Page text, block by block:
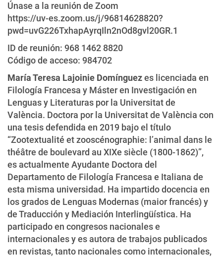
Únase a la reunión de Zoom
https://uv-es.zoom.us/j/96814628820?
pwd=uvG226TxhapAyrqIln2nOd8gvl20GR.1
ID de reunión: 968 1462 8820
Código de acceso: 984702
María Teresa Lajoinie Domínguezes licenciada en
Filología Francesa y Máster en Investigación en
Lenguas y Literaturas por la Universitat de
València. Doctora por la Universitat de València con
una tesis defendida en 2019 bajo el título
“Zootextualité et zooscénographie: l’animal dans le
théâtre de boulevard au XIXe siècle (1800-1862)”,
es actualmente Ayudante Doctora del
Departamento de Filología Francesa e Italiana de
esta misma universidad. Ha impartido docencia en
los grados de Lenguas Modernas (maior francés) y
de Traducción y Mediación Interlingüística. Ha
participado en congresos nacionales e
internacionales y es autora de trabajos publicados
en revistas, tanto nacionales como internacionales,